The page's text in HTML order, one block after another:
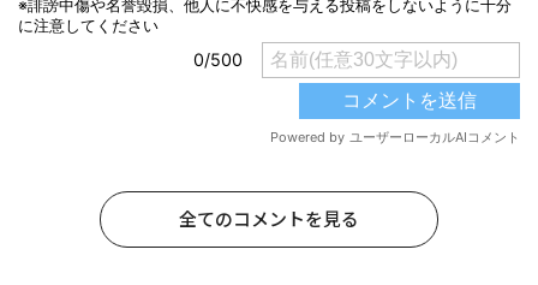
全てのコメントを見る